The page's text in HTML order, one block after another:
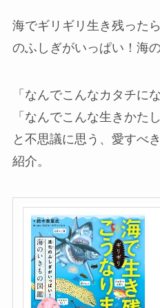
海でギリギリ生き残った
のふしぎがいっぱい！海
「なんでこんなカタチに
「なんでこんな生きかた
と不思議に思う、愛すべ
紹介。